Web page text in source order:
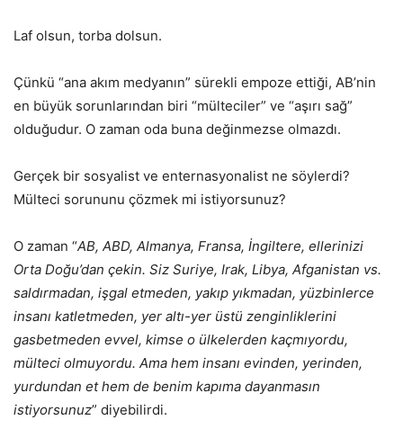
Laf olsun, torba dolsun.
Çünkü “ana akım medyanın” sürekli empoze ettiği, AB’nin
en büyük sorunlarından biri “mülteciler” ve “aşırı sağ”
olduğudur. O zaman oda buna değinmezse olmazdı.
Gerçek bir sosyalist ve enternasyonalist ne söylerdi?
Mülteci sorununu çözmek mi istiyorsunuz?
O zaman “AB, ABD, Almanya, Fransa, İngiltere, ellerinizi
Orta Doğu’dan çekin. Siz Suriye, Irak, Libya, Afganistan vs.
saldırmadan, işgal etmeden, yakıp yıkmadan, yüzbinlerce
insanı katletmeden, yer altı-yer üstü zenginliklerini
gasbetmeden evvel, kimse o ülkelerden kaçmıyordu,
mülteci olmuyordu. Ama hem insanı evinden, yerinden,
yurdundan et hem de benim kapıma dayanmasın
istiyorsunuz” diyebilirdi.